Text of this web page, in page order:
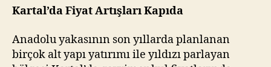
Kartal’da Fiyat Artışları Kapıda
Anadolu yakasının son yıllarda planlanan
birçok alt yapı yatırımı ile yıldızı parlayan